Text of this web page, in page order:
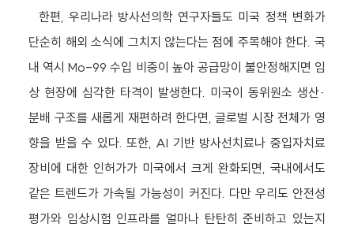
한편, 우리나라 방사선의학 연구자들도 미국 정책 변화가
단순히 해외 소식에 그치지 않는다는 점에 주목해야 한다. 국
내 역시 Mo-99 수입 비중이 높아 공급망이 불안정해지면 임
상 현장에 심각한 타격이 발생한다. 미국이 동위원소 생산·
분배 구조를 새롭게 재편하려 한다면, 글로벌 시장 전체가 영
향을 받을 수 있다. 또한, AI 기반 방사선치료나 중입자치료
장비에 대한 인허가가 미국에서 크게 완화되면, 국내에서도
같은 트렌드가 가속될 가능성이 커진다. 다만 우리도 안전성
평가와 임상시험 인프라를 얼마나 탄탄히 준비하고 있는지